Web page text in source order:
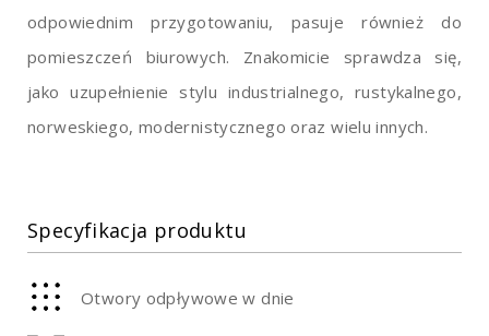
odpowiednim przygotowaniu, pasuje również do
pomieszczeń biurowych. Znakomicie sprawdza się,
jako uzupełnienie stylu industrialnego, rustykalnego,
norweskiego, modernistycznego oraz wielu innych.
Specyfikacja produktu
Otwory odpływowe w dnie